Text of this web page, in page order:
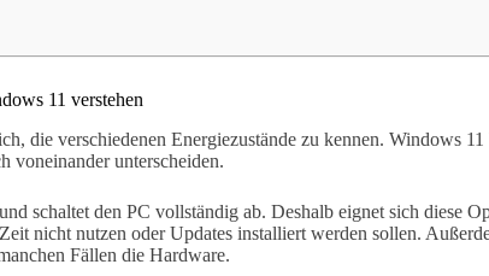
11 verstehen
die verschiedenen Energiezustände zu kennen. Windows 11
voneinander unterscheiden.
schaltet den PC vollständig ab. Deshalb eignet sich diese
nicht nutzen oder Updates installiert werden sollen.
Fällen die Hardware.